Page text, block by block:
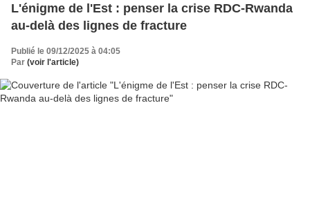
L'énigme de l'Est : penser la crise RDC-Rwanda
au-delà des lignes de fracture
Publié le 09/12/2025 à 04:05
Par (voir l'article)